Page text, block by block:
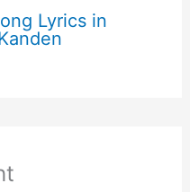
Lyrics in